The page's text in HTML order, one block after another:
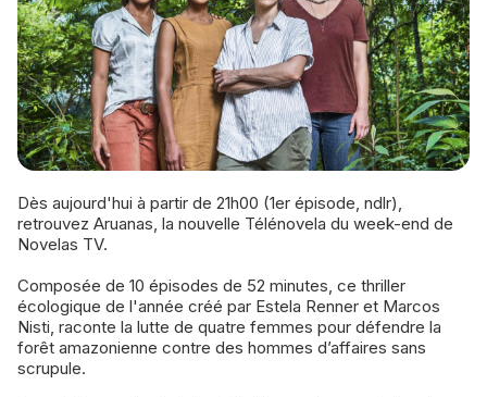
Dès aujourd'hui à partir de 21h00 (1er épisode, ndlr),
retrouvez Aruanas, la nouvelle Télénovela du week-end de
Novelas TV.
Composée de 10 épisodes de 52 minutes, ce thriller
écologique de l'année créé par Estela Renner et Marcos
Nisti, raconte la lutte de quatre femmes pour défendre la
forêt amazonienne contre des hommes d’affaires sans
scrupule.